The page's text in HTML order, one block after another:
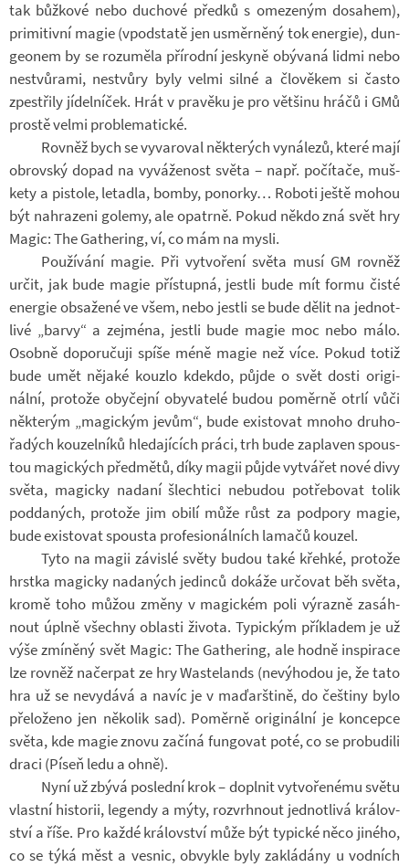
tak bůž­kové nebo du­chové předků s ome­ze­ným do­sa­hem),
pri­mi­tivní magie (vpod­statě jen usměr­něný tok ener­gie), dun­
ge­o­nem by se ro­zu­měla pří­rodní jes­kyně obý­vaná lidmi nebo
ne­stvů­rami, ne­stvůry byly velmi silné a člo­vě­kem si často
zpes­t­řily jí­del­ní­ček. Hrát v pra­věku je pro vět­šinu hráčů i GMů
prostě velmi pro­ble­ma­tické.
Rov­něž bych se vy­va­ro­val ně­kte­rých vy­ná­lezů, které mají
ob­rov­ský dopad na vy­vá­že­nost světa – např. po­čí­tače, muš­
kety a pis­tole, le­ta­dla, bomby, po­norky… Ro­boti ještě mohou
být na­hra­zeni go­lemy, ale opa­trně. Pokud někdo zná svět hry
Magic: The Gathe­ring, ví, co mám na mysli.
Po­u­ží­vání magie. Při vy­tvo­ření světa musí GM rov­něž
určit, jak bude magie pří­stupná, jestli bude mít formu čisté
ener­gie ob­sa­žené ve všem, nebo jestli se bude dělit na jed­not­
livé „barvy“ a zejména, jestli bude magie moc nebo málo.
Osobně do­po­ru­čuji spíše méně magie než více. Pokud totiž
bude umět ně­jaké kouzlo kdekdo, půjde o svět dosti ori­gi­
nální, pro­tože oby­čejní oby­va­telé budou po­měrně otrlí vůči
ně­kte­rým „ma­gic­kým jevům“, bude exis­to­vat mnoho dru­ho­
řa­dých kou­zel­níků hle­da­jí­cích práci, trh bude za­pla­ven spous­
tou ma­gic­kých před­mětů, díky magii půjde vy­tvá­řet nové divy
světa, ma­gicky na­daní šlech­tici ne­bu­dou po­tře­bo­vat tolik
pod­da­ných, pro­tože jim obilí může růst za pod­pory magie,
bude exis­to­vat spousta pro­fe­si­o­nál­ních la­mačů kou­zel.
Tyto na magii zá­vislé světy budou také křehké, pro­tože
hrstka ma­gicky na­da­ných je­dinců do­káže ur­čo­vat běh světa,
kromě toho můžou změny v ma­gic­kém poli vý­razně za­sáh­
nout úplně všechny ob­lasti ži­vota. Ty­pic­kým pří­kla­dem je už
výše zmí­něný svět Magic: The Gathe­ring, ale hodně in­spi­race
lze rov­něž na­čer­pat ze hry Was­te­lands (ne­vý­ho­dou je, že tato
hra už se ne­vy­dává a navíc je v ma­ďar­štině, do češ­tiny bylo
pře­lo­ženo jen ně­ko­lik sad). Po­měrně ori­gi­nální je kon­cepce
světa, kde magie znovu za­číná fun­go­vat poté, co se pro­bu­dili
draci (Píseň ledu a ohně).
Nyní už zbývá po­slední krok – do­pl­nit vy­tvo­ře­nému světu
vlastní his­to­rii, le­gendy a mýty, roz­vrh­nout jed­not­livá krá­lov­
ství a říše. Pro každé krá­lov­ství může být ty­pické něco ji­ného,
co se týká měst a ves­nic, ob­vykle byly za­klá­dány u vod­ních